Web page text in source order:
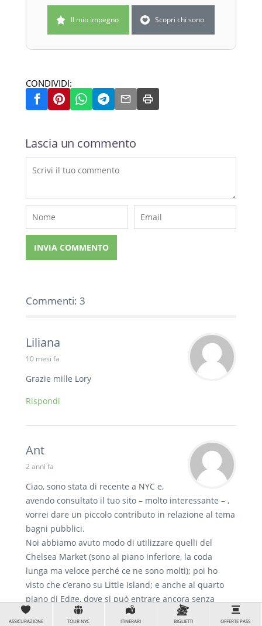
Il mio impegno Scopri chi sono
CONDIVIDI:
Lascia un commento
Commenti: 3
Liliana
10 mesi fa
Grazie mille Lory
Rispondi
Ant
2 anni fa
Ciao, sono stata di recente a NYC e,
avendo consultato il tuo sito – molto interessante – ,
vorrei dare un piccolo contributo in relazione al tema
bagni pubblici.
Noi abbiamo avuto modo di utilizzare quelli del
Chelsea Market (sono al piano inferiore, la coda
lunga ma veloce perché ce ne sono molti); poi ho
visto che c’erano su Little Island; e anche al quarto
piano di Edge, dove si può entrare ancora senza
avere il biglietto per salire sulla terrazza.
ASSICURAZIONE TOUR NYC ITINERARI BIGLIETTI OFFERTE PASS